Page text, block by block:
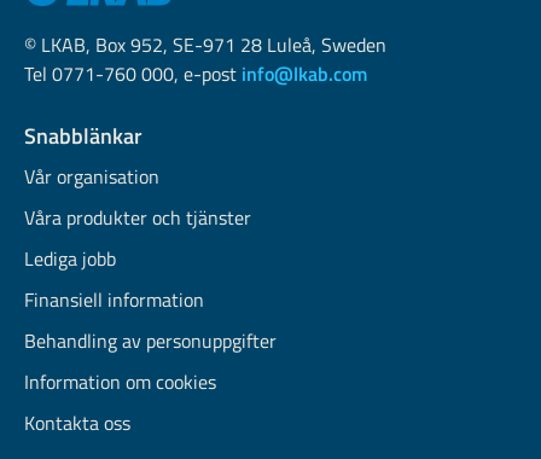
© LKAB, Box 952, SE-971 28 Luleå, Sweden
Tel 0771-760 000, e-post info@lkab.com
Snabblänkar
Vår organisation
Våra produkter och tjänster
Lediga jobb
Finansiell information
Behandling av personuppgifter
Information om cookies
Kontakta oss